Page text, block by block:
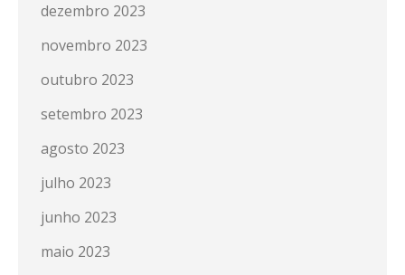
dezembro 2023
novembro 2023
outubro 2023
setembro 2023
agosto 2023
julho 2023
junho 2023
maio 2023